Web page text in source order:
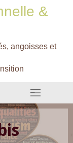
&
angoisses et
out
vie
et?